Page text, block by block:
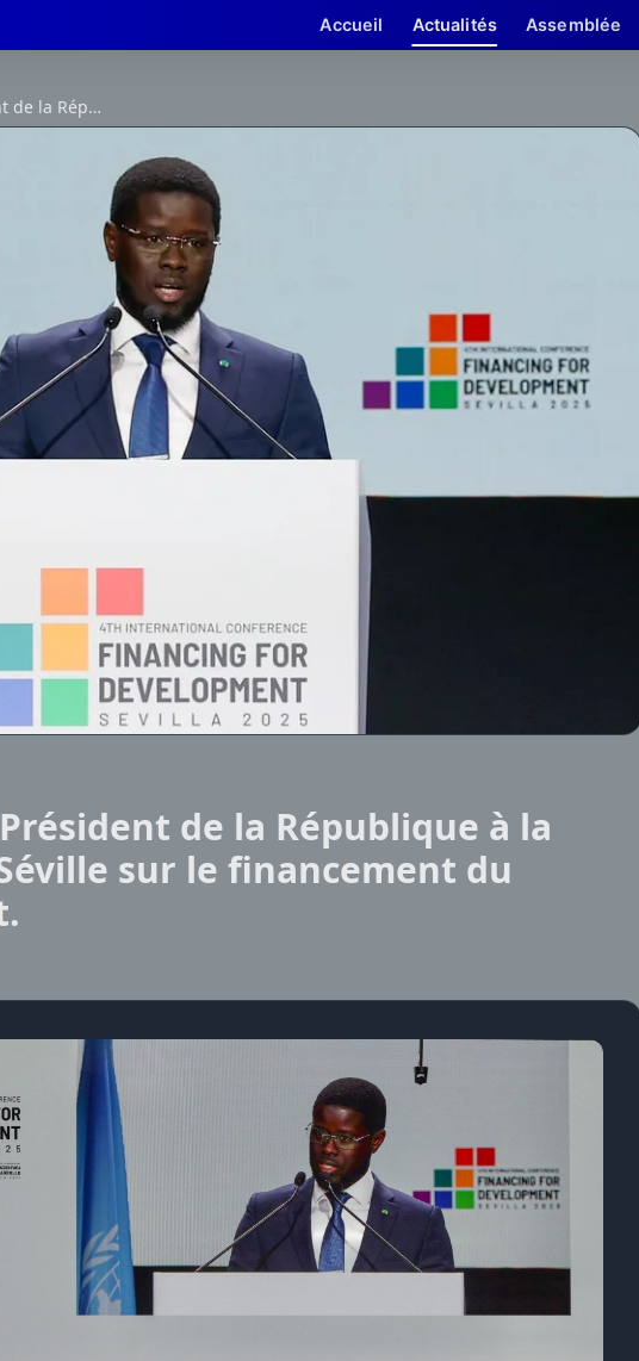
Accueil Actualités Assemblée
Déclaration du Président de la République à la Conférence de Séville sur le financement du Développement.
de la République à la
sur le financement du